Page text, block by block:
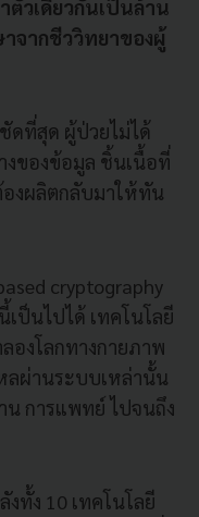
ตัวเดียวกันเป็นล้าน
จากชีววิทยาของผู้
ดที่สุด ผู้ป่วยไม่ได้
งของข้อมูล ชิ้นเนื้อที่
งผลิตกลับมาให้ทัน
cryptography
ป็นไปได้ เทคโนโลยี
องโลกทางกายภาพ
ลผ่านระบบเหล่านั้น
น การแพทย์ ไปจนถึง
ทั้ง 10 เทคโนโลยี